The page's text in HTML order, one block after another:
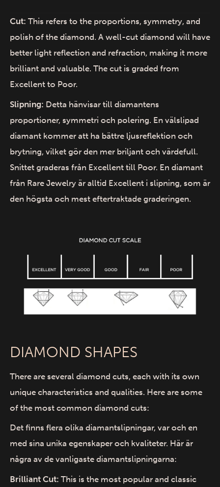
Cut: This refers to the proportions, symmetry, and
polish of the diamond. A well-cut diamond will have
better light reflection and refraction, making it more
brilliant and valuable. The cut is graded from
Excellent to Poor.
Slipning: Detta hänvisar till diamantens
proportioner, symmetri och polering. En välslipad
diamant kommer att ha bättre ljusreflektion och
brytning, vilket gör den mer briljant och värdefull.
Snittet graderas från Excellent till Poor. En diamant
från Rare Jewelry är alltid Excellent i slipning, som är
den högsta och mest eftertraktade graderingen.
DIAMOND SHAPES
There are several diamond cuts, each with its own
unique characteristics and qualities. Here are some
of the most common diamond cuts:
Det finns flera olika diamantslipningar, var och en
med sina unika egenskaper och kvaliteter. Här är
några av de vanligaste diamantslipningarna:
Brilliant Cut: This is the most popular and classic